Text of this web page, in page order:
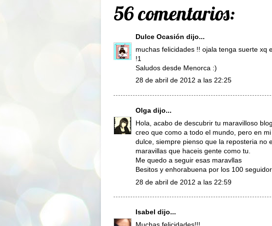
56 comentarios:
Dulce Ocasión dijo...
muchas felicidades !! ojala tenga suerte xq
!1
Saludos desde Menorca :)
28 de abril de 2012 a las 22:25
Olga dijo...
Hola, acabo de descubrir tu maravilloso
creo que como a todo el mundo, pero en
dulce, siempre pienso que la reposteria no
maravillas que haceis gente como tu.
Me quedo a seguir esas maravllas
Besitos y enhorabuena por los 100
28 de abril de 2012 a las 22:59
Isabel dijo...